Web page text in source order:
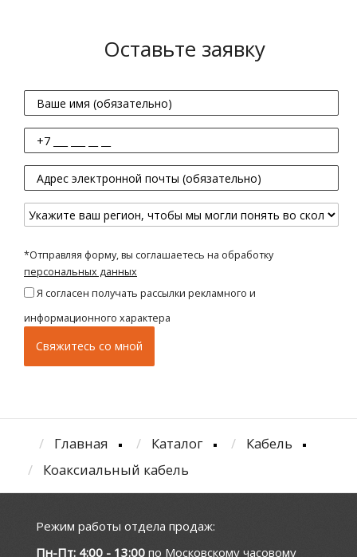
Оставьте заявку
*Отправляя форму, вы соглашаетесь на обработку
персональных данных
Я согласен получать рассылки рекламного и
информационного характера
Главная Каталог
Кабель
Коаксиальный кабель
Режим работы отдела продаж:
Пн-Пт: 4:00 - 13:00 по Московскому часовому